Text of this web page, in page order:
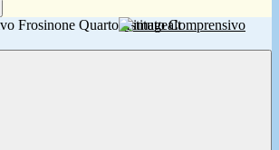
Istituto Comprensivo